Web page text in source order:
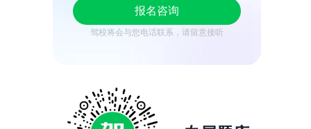
报名咨询
驾校将会与您电话联系，请留意接听